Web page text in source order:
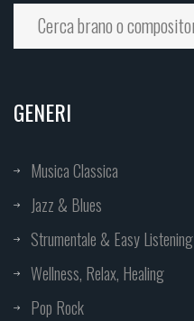
GENERI
Musica Classica
Jazz & Blues
Strumentale & Easy Listening
Wellness, Relax, Healing
Pop Rock